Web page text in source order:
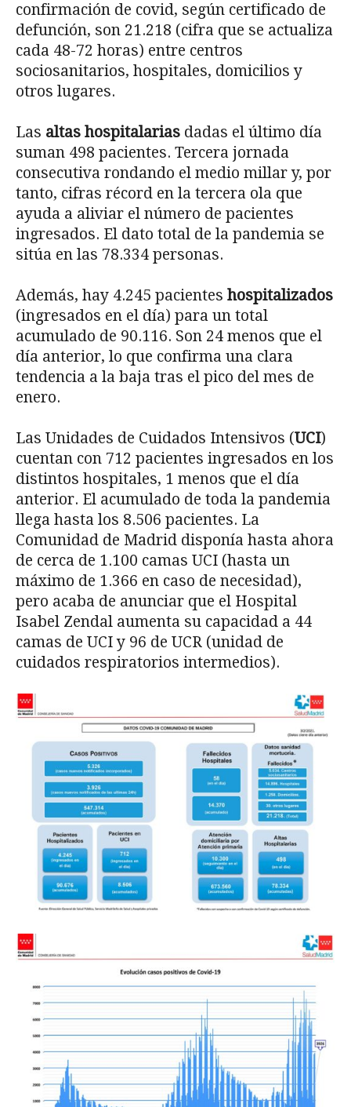
confirmación de covid, según certificado de
defunción, son 21.218 (cifra que se actualiza
cada 48-72 horas) entre centros
sociosanitarios, hospitales, domicilios y
otros lugares.
Las altas hospitalarias dadas el último día
suman 498 pacientes. Tercera jornada
consecutiva rondando el medio millar y, por
tanto, cifras récord en la tercera ola que
ayuda a aliviar el número de pacientes
ingresados. El dato total de la pandemia se
sitúa en las 78.334 personas.
Además, hay 4.245 pacientes hospitalizados
(ingresados en el día) para un total
acumulado de 90.116. Son 24 menos que el
día anterior, lo que confirma una clara
tendencia a la baja tras el pico del mes de
enero.
Las Unidades de Cuidados Intensivos (UCI)
cuentan con 712 pacientes ingresados en los
distintos hospitales, 1 menos que el día
anterior. El acumulado de toda la pandemia
llega hasta los 8.506 pacientes. La
Comunidad de Madrid disponía hasta ahora
de cerca de 1.100 camas UCI (hasta un
máximo de 1.366 en caso de necesidad),
pero acaba de anunciar que el Hospital
Isabel Zendal aumenta su capacidad a 44
camas de UCI y 96 de UCR (unidad de
cuidados respiratorios intermedios).